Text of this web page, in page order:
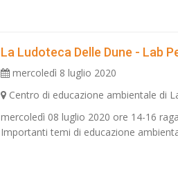
La Ludoteca Delle Dune - Lab
mercoledì 8 luglio 2020
Centro di educazione ambientale di
mercoledì 08 luglio 2020 ore 14-16
Importanti temi di educazione